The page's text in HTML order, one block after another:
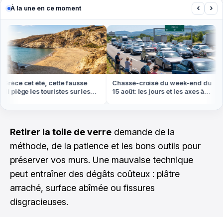
À la une en ce moment ‹ ›
cet été, cette fausse
piège les touristes sur les
Chassé-croisé du week-end du
15 août: les jours et les axes à
Retirer la toile de verre demande de la
méthode, de la patience et les bons outils pour
préserver vos murs. Une mauvaise technique
peut entraîner des dégâts coûteux : plâtre
arraché, surface abîmée ou fissures
disgracieuses.